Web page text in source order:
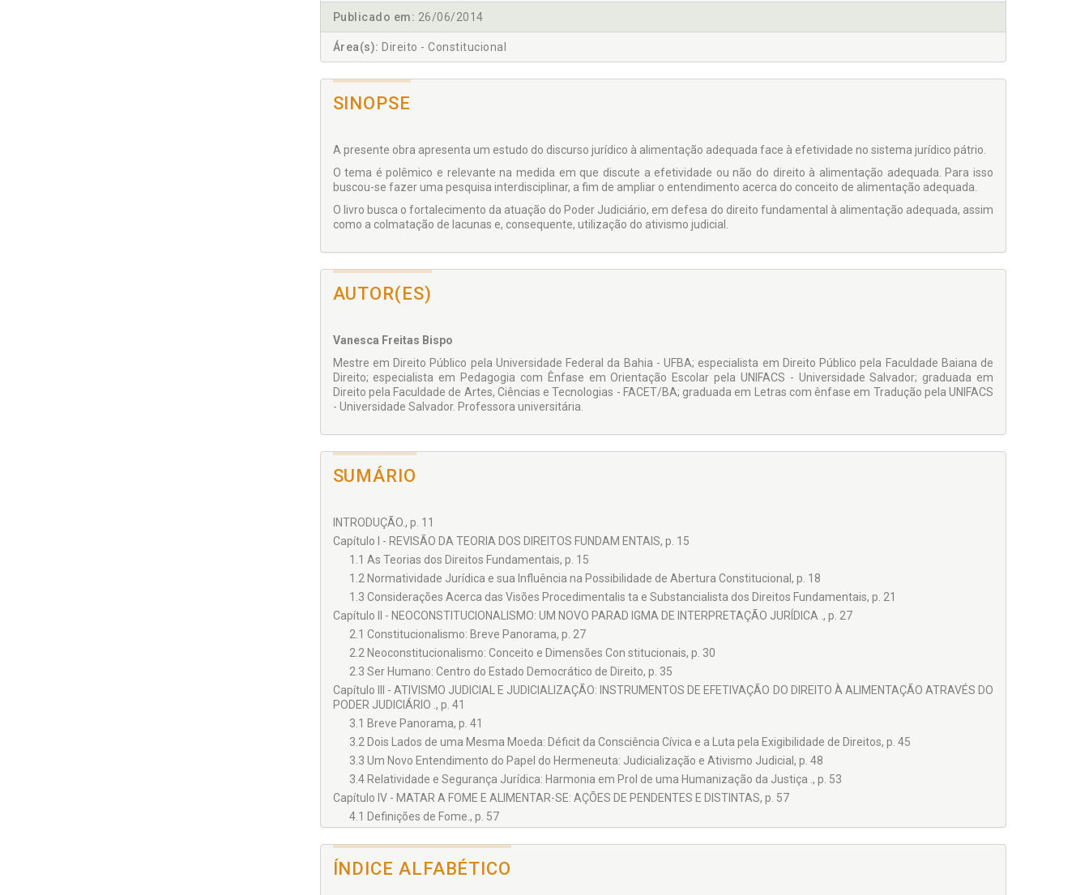
Publicado em: 26/06/2014
Área(s): Direito - Constitucional
SINOPSE
A presente obra apresenta um estudo do discurso jurídico à alimentação adequada face à efetividade no sistema jurídico pátrio.
O tema é polêmico e relevante na medida em que discute a efetividade ou não do direito à alimentação adequada. Para isso
buscou-se fazer uma pesquisa interdisciplinar, a fim de ampliar o entendimento acerca do conceito de alimentação adequada.
O livro busca o fortalecimento da atuação do Poder Judiciário, em defesa do direito fundamental à alimentação adequada, assim
como a colmatação de lacunas e, consequente, utilização do ativismo judicial.
AUTOR(ES)
Vanesca Freitas Bispo
Mestre em Direito Público pela Universidade Federal da Bahia - UFBA; especialista em Direito Público pela Faculdade Baiana de
Direito; especialista em Pedagogia com Ênfase em Orientação Escolar pela UNIFACS - Universidade Salvador; graduada em
Direito pela Faculdade de Artes, Ciências e Tecnologias - FACET/BA; graduada em Letras com ênfase em Tradução pela UNIFACS
- Universidade Salvador. Professora universitária.
SUMÁRIO
INTRODUÇÃO., p. 11
Capítulo I - REVISÃO DA TEORIA DOS DIREITOS FUNDAM ENTAIS, p. 15
1.1 As Teorias dos Direitos Fundamentais, p. 15
1.2 Normatividade Jurídica e sua Influência na Possibilidade de Abertura Constitucional, p. 18
1.3 Considerações Acerca das Visões Procedimentalis ta e Substancialista dos Direitos Fundamentais, p. 21
Capítulo II - NEOCONSTITUCIONALISMO: UM NOVO PARAD IGMA DE INTERPRETAÇÃO JURÍDICA ., p. 27
2.1 Constitucionalismo: Breve Panorama, p. 27
2.2 Neoconstitucionalismo: Conceito e Dimensões Con stitucionais, p. 30
2.3 Ser Humano: Centro do Estado Democrático de Direito, p. 35
Capítulo III - ATIVISMO JUDICIAL E JUDICIALIZAÇÃO: INSTRUMENTOS DE EFETIVAÇÃO DO DIREITO À ALIMENTAÇÃO ATRAVÉS DO
PODER JUDICIÁRIO ., p. 41
3.1 Breve Panorama, p. 41
3.2 Dois Lados de uma Mesma Moeda: Déficit da Consciência Cívica e a Luta pela Exigibilidade de Direitos, p. 45
3.3 Um Novo Entendimento do Papel do Hermeneuta: Judicialização e Ativismo Judicial, p. 48
3.4 Relatividade e Segurança Jurídica: Harmonia em Prol de uma Humanização da Justiça ., p. 53
Capítulo IV - MATAR A FOME E ALIMENTAR-SE: AÇÕES DE PENDENTES E DISTINTAS, p. 57
4.1 Definições de Fome., p. 57
4.2.2 Alimentação na perspectiva social ., p. 64
ÍNDICE ALFABÉTICO